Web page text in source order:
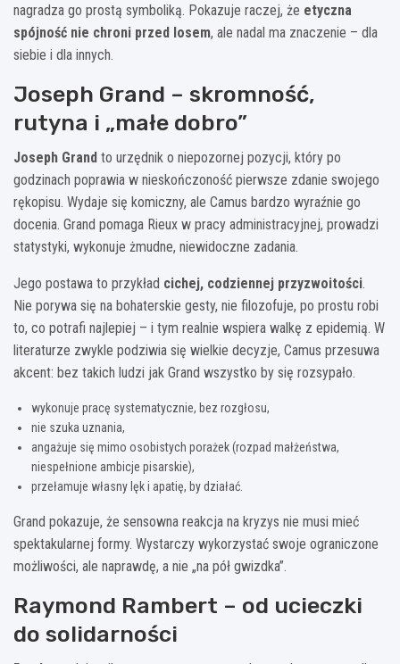
nagradza go prostą symboliką. Pokazuje raczej, że etyczna
spójność nie chroni przed losem, ale nadal ma znaczenie – dla
siebie i dla innych.
Joseph Grand – skromność,
rutyna i „małe dobro”
Joseph Grand to urzędnik o niepozornej pozycji, który po
godzinach poprawia w nieskończoność pierwsze zdanie swojego
rękopisu. Wydaje się komiczny, ale Camus bardzo wyraźnie go
docenia. Grand pomaga Rieux w pracy administracyjnej, prowadzi
statystyki, wykonuje żmudne, niewidoczne zadania.
Jego postawa to przykład cichej, codziennej przyzwoitości.
Nie porywa się na bohaterskie gesty, nie filozofuje, po prostu robi
to, co potrafi najlepiej – i tym realnie wspiera walkę z epidemią. W
literaturze zwykle podziwia się wielkie decyzje, Camus przesuwa
akcent: bez takich ludzi jak Grand wszystko by się rozsypało.
wykonuje pracę systematycznie, bez rozgłosu,
nie szuka uznania,
angażuje się mimo osobistych porażek (rozpad małżeństwa,
niespełnione ambicje pisarskie),
przełamuje własny lęk i apatię, by działać.
Grand pokazuje, że sensowna reakcja na kryzys nie musi mieć
spektakularnej formy. Wystarczy wykorzystać swoje ograniczone
możliwości, ale naprawdę, a nie „na pół gwizdka”.
Raymond Rambert – od ucieczki
do solidarności